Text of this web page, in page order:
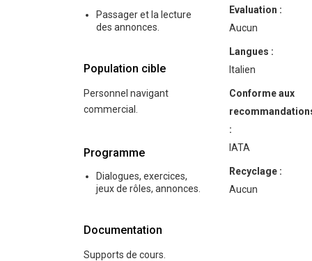
Passager et la lecture
des annonces.
Population cible
Personnel navigant
commercial.
Programme
Dialogues, exercices,
jeux de rôles, annonces.
Documentation
Supports de cours.
Evaluation :
Aucun
Langues :
Italien
Conforme aux
:
IATA
Recyclage :
Aucun